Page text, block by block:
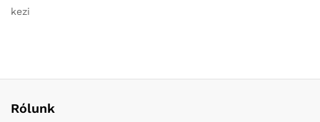
kezi
Rólunk